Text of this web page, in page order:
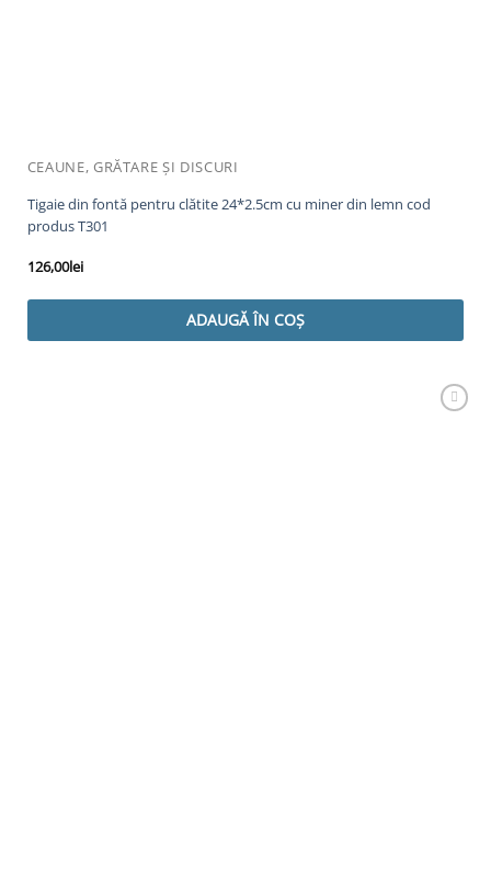
CEAUNE, GRĂTARE ȘI DISCURI
Tigaie din fontă pentru clătite 24*2.5cm cu miner din lemn cod
produs T301
126,00lei
ADAUGĂ ÎN COȘ